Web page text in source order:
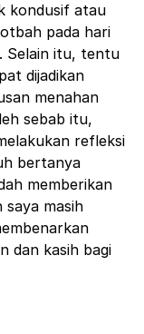
kondusif atau
pada hari
Selain itu, tentu
dijadikan
menahan
sebab itu,
refleksi
bertanya
memberikan
masih
dan kasih bagi